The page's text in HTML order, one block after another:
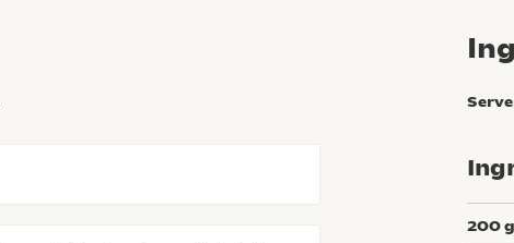
200g